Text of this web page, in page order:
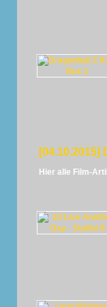
[04.10.2015]
Hier alle Film-